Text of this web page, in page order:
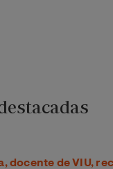
docente de VIU,